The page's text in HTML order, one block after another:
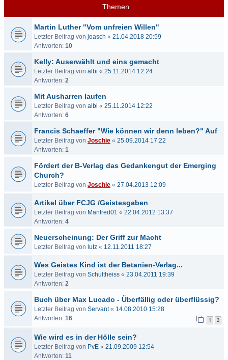
Themen
Martin Luther "Vom unfreien Willen"
Letzter Beitrag von joasch « 21.04.2018 20:59
Antworten: 10
Kelly: Auserwählt und eins gemacht
Letzter Beitrag von albi « 25.11.2014 12:24
Antworten: 2
Mit Ausharren laufen
Letzter Beitrag von albi « 25.11.2014 12:22
Antworten: 6
Francis Schaeffer "Wie können wir denn leben?" Auf
Letzter Beitrag von Joschie « 25.09.2014 17:22
Antworten: 1
Fördert der B-Verlag das Gedankengut der Emerging
Church?
Letzter Beitrag von Joschie « 27.04.2013 12:09
Artikel über FCJG /Geistesgaben
Letzter Beitrag von Manfred01 « 22.04.2012 13:37
Antworten: 4
Neuerscheinung: Der Griff zur Macht
Letzter Beitrag von lutz « 12.11.2011 18:27
Wes Geistes Kind ist der Betanien-Verlag...
Letzter Beitrag von Schultheiss « 23.04.2011 19:39
Antworten: 2
Buch über Max Lucado - Überfällig oder überflüssig?
Letzter Beitrag von Servant« 14.08.2010 15:28
Antworten: 16 1 2
Wie wird es in der Hölle sein?
Letzter Beitrag von PvE « 21.09.2009 12:54
Antworten: 11